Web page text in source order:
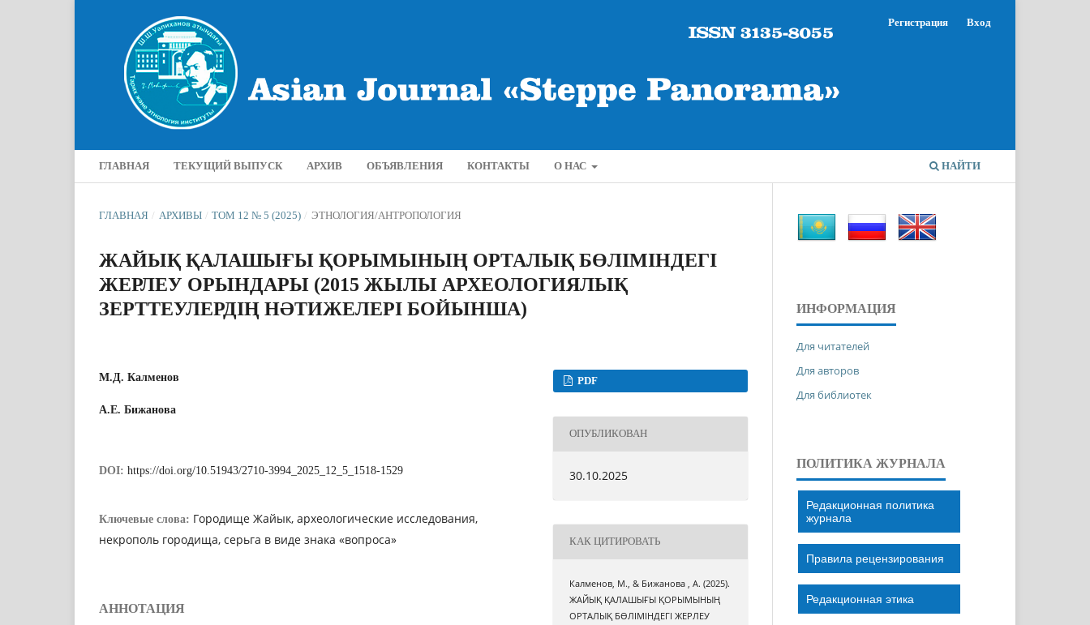
ГЛАВНАЯ ТЕКУЩИЙ ВЫПУСК АРХИВ ОБЪЯВЛЕНИЯ КОНТАКТЫ О НАС НАЙТИ
Регистрация Вход
ГЛАВНАЯ / АРХИВЫ / ТОМ 12 № 5 (2025) / ЭТНОЛОГИЯ/АНТРОПОЛОГИЯ
ЖАЙЫҚ ҚАЛАШЫҒЫ ҚОРЫМЫНЫҢ ОРТАЛЫҚ БӨЛІМІНДЕГІ
ЖЕРЛЕУ ОРЫНДАРЫ (2015 ЖЫЛЫ АРХЕОЛОГИЯЛЫҚ
ЗЕРТТЕУЛЕРДІҢ НӘТИЖЕЛЕРІ БОЙЫНША)
М.Д. Калменов
А.Е. Бижанова
DOI: https://doi.org/10.51943/2710-3994_2025_12_5_1518-1529
Ключевые слова: Городище Жайык, археологические исследования,
некрополь городища, серьга в виде знака «вопроса»
АННОТАЦИЯ
PDF
ОПУБЛИКОВАН
30.10.2025
КАК ЦИТИРОВАТЬ
Калменов, М., & Бижанова , А. (2025).
ЖАЙЫҚ ҚАЛАШЫҒЫ ҚОРЫМЫНЫҢ
ОРТАЛЫҚ БӨЛІМІНДЕГІ ЖЕРЛЕУ
ИНФОРМАЦИЯ
Для читателей
Для авторов
Для библиотек
ПОЛИТИКА ЖУРНАЛА
Редакционная политика
журнала
Правила рецензирования
Редакционная этика